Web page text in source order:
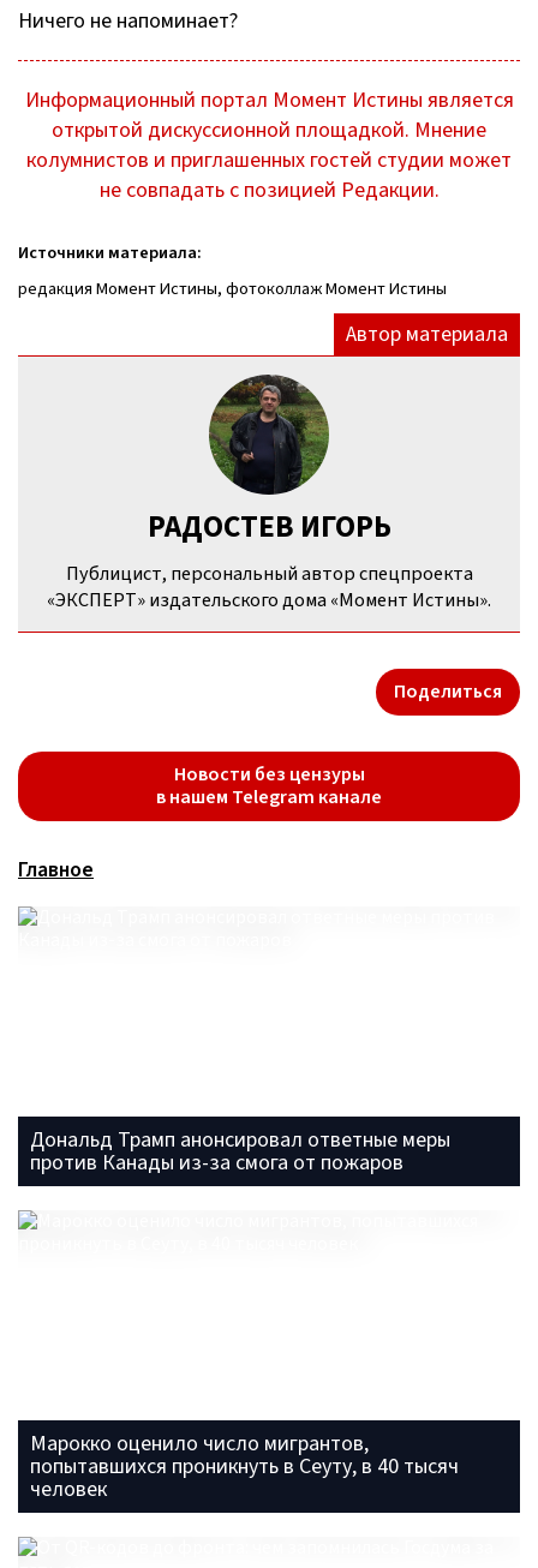
Ничего не напоминает?
Информационный портал Момент Истины является
открытой дискуссионной площадкой. Мнение
колумнистов и приглашенных гостей студии может
не совпадать с позицией Редакции.
Источники материала:
редакция Момент Истины, фотоколлаж Момент Истины
Автор материала
РАДОСТЕВ ИГОРЬ
Публицист, персональный автор спецпроекта
«ЭКСПЕРТ» издательского дома «Момент Истины».
Поделиться
Новости без цензуры
в нашем Telegram канале
Главное
Дональд Трамп анонсировал ответные меры
против Канады из-за смога от пожаров
Марокко оценило число мигрантов,
попытавшихся проникнуть в Сеуту, в 40 тысяч
человек